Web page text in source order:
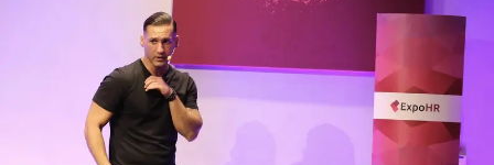
Workshopledare, facilitator
Radio och TV-profiler
Underhållning och event